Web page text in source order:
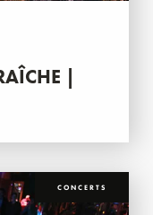
|
CONCERTS